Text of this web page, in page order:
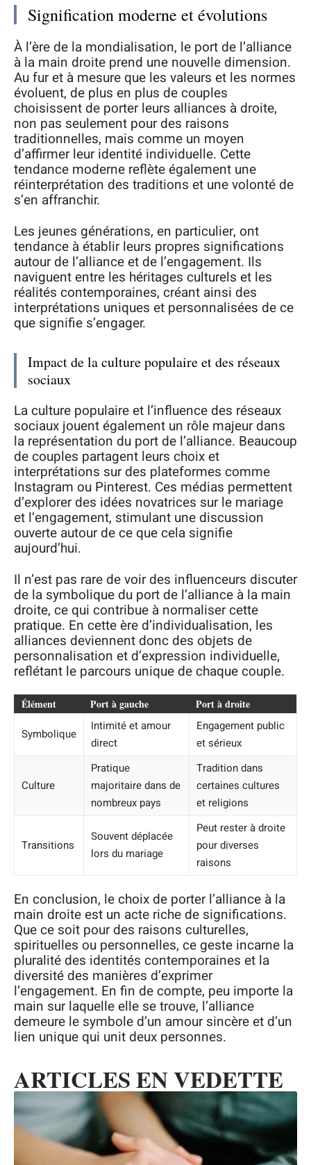
Signification moderne et évolutions
À l’ère de la mondialisation, le port de l’alliance
à la main droite prend une nouvelle dimension.
Au fur et à mesure que les valeurs et les normes
évoluent, de plus en plus de couples
choisissent de porter leurs alliances à droite,
non pas seulement pour des raisons
traditionnelles, mais comme un moyen
d’affirmer leur identité individuelle. Cette
tendance moderne reflète également une
réinterprétation des traditions et une volonté de
s’en affranchir.
Les jeunes générations, en particulier, ont
tendance à établir leurs propres significations
autour de l’alliance et de l’engagement. Ils
naviguent entre les héritages culturels et les
réalités contemporaines, créant ainsi des
interprétations uniques et personnalisées de ce
que signifie s’engager.
Impact de la culture populaire et des réseaux
sociaux
La culture populaire et l’influence des réseaux
sociaux jouent également un rôle majeur dans
la représentation du port de l’alliance. Beaucoup
de couples partagent leurs choix et
interprétations sur des plateformes comme
Instagram ou Pinterest. Ces médias permettent
d’explorer des idées novatrices sur le mariage
et l’engagement, stimulant une discussion
ouverte autour de ce que cela signifie
aujourd’hui.
Il n’est pas rare de voir des influenceurs discuter
de la symbolique du port de l’alliance à la main
droite, ce qui contribue à normaliser cette
pratique. En cette ère d’individualisation, les
alliances deviennent donc des objets de
personnalisation et d’expression individuelle,
reflétant le parcours unique de chaque couple.
Élément Port à gauche Port à droite
Symbolique
Intimité et amour
direct
Engagement public
et sérieux
Culture
Pratique
majoritaire dans de
nombreux pays
Tradition dans
certaines cultures
et religions
Transitions
Souvent déplacée
lors du mariage
Peut rester à droite
pour diverses
raisons
En conclusion, le choix de porter l’alliance à la
main droite est un acte riche de significations.
Que ce soit pour des raisons culturelles,
spirituelles ou personnelles, ce geste incarne la
pluralité des identités contemporaines et la
diversité des manières d’exprimer
l’engagement. En fin de compte, peu importe la
main sur laquelle elle se trouve, l’alliance
demeure le symbole d’un amour sincère et d’un
lien unique qui unit deux personnes.
ARTICLES EN VEDETTE